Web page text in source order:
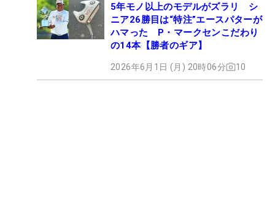
5年モノ以上のモデルがズラリ シ
ニア26勝目は“特注”エースパターが
ハマった P・マークセンこだわり
の14本【勝者のギア】
2026年6月1日 (月) 20時06分 10